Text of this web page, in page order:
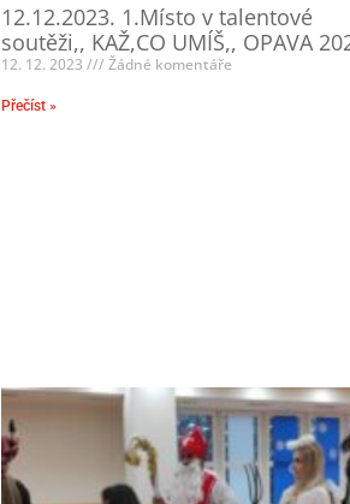
12.12.2023. 1.Místo v talentové
soutěži,, KAŽ,CO UMÍŠ,, OPAVA
12. 12. 2023 Žádné komentáře
Přečíst »